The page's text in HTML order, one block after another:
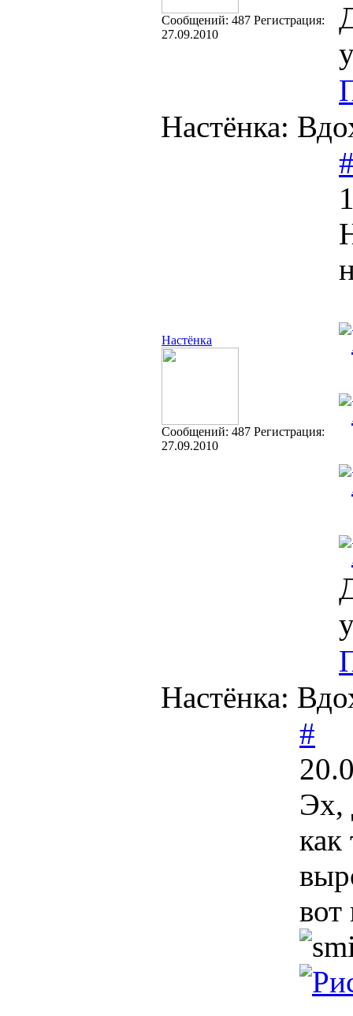
Cообщений: 487 Регистрация:
27.09.2010
Настёнка:
Настёнка
Cообщений: 487 Регистрация:
27.09.2010
Настёнка:
#
Эх,
как
вот